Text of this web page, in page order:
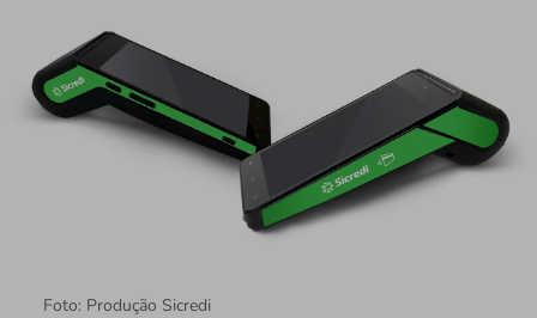
Foto: Produção Sicredi